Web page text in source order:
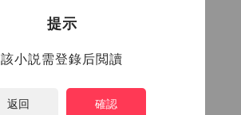
提示
該小説需登錄后閲讀
返回 確認